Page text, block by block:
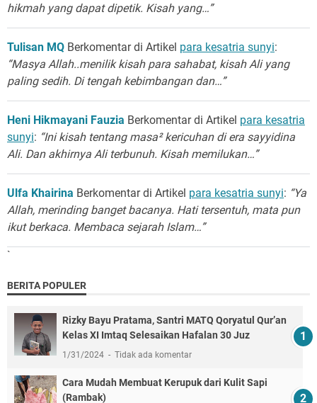
hikmah yang dapat dipetik. Kisah yang…”
Tulisan MQ Berkomentar di Artikel para kesatria sunyi:
“Masya Allah..menilik kisah para sahabat, kisah Ali yang
paling sedih. Di tengah kebimbangan dan…”
Heni Hikmayani Fauzia Berkomentar di Artikel para kesatria
sunyi: “Ini kisah tentang masa² kericuhan di era sayyidina
Ali. Dan akhirnya Ali terbunuh. Kisah memilukan…”
Ulfa Khairina Berkomentar di Artikel para kesatria sunyi: “Ya
Allah, merinding banget bacanya. Hati tersentuh, mata pun
ikut berkaca. Membaca sejarah Islam…”
`
BERITA POPULER
Rizky Bayu Pratama, Santri MATQ Qoryatul Qur’an
Kelas XI Imtaq Selesaikan Hafalan 30 Juz
1/31/2024 Tidak ada komentar
Cara Mudah Membuat Kerupuk dari Kulit Sapi
(Rambak)